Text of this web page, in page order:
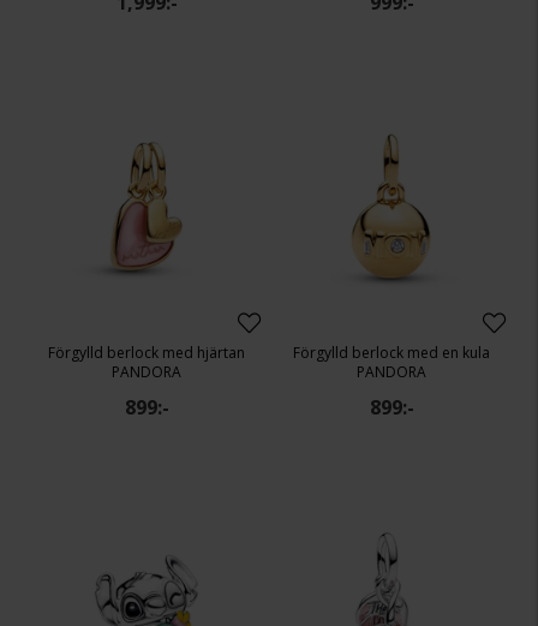
Förgylld berlock med hjärtan
PANDORA
899:-
Förgylld berlock med en kula
PANDORA
899:-